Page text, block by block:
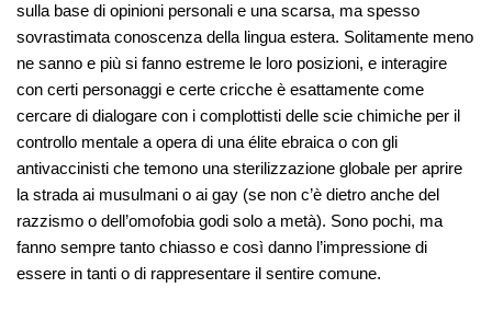
sulla base di opinioni personali e una scarsa, ma spesso
sovrastimata conoscenza della lingua estera. Solitamente meno
ne sanno e più si fanno estreme le loro posizioni, e interagire
con certi personaggi e certe cricche è esattamente come
cercare di dialogare con i complottisti delle scie chimiche per il
controllo mentale a opera di una élite ebraica o con gli
antivaccinisti che temono una sterilizzazione globale per aprire
la strada ai musulmani o ai gay (se non c’è dietro anche del
razzismo o dell’omofobia godi solo a metà). Sono pochi, ma
fanno sempre tanto chiasso e così danno l’impressione di
essere in tanti o di rappresentare il sentire comune.